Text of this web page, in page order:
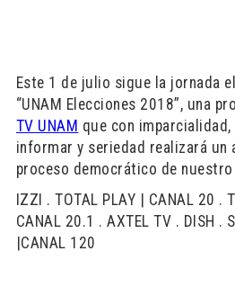
Este 1 de julio sigue la jornada
“UNAM Elecciones 2018”, una
TV UNAM que con
informar y seriedad realizará un
proceso democrático de nuestro
IZZI . TOTAL PLAY | CANAL 20 .
CANAL 20.1 . AXTEL TV . DISH .
|CANAL 120